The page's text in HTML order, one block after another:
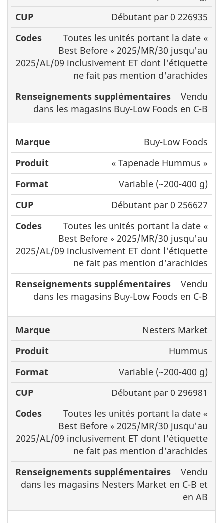
Débutant par 0 226935
Toutes les unités portant la date «
Best Before » 2025/MR/30 jusqu'au
2025/AL/09 inclusivement ET dont l'étiquette
ne fait pas mention d'arachides
Vendu
dans les magasins Buy-Low Foods en C-B
Buy-Low Foods
« Tapenade Hummus »
Variable (~200-400 g)
Débutant par 0 256627
Toutes les unités portant la date «
Best Before » 2025/MR/30 jusqu'au
2025/AL/09 inclusivement ET dont l'étiquette
ne fait pas mention d'arachides
Vendu
dans les magasins Buy-Low Foods en C-B
Nesters Market
Hummus
Variable (~200-400 g)
Débutant par 0 296981
Toutes les unités portant la date «
Best Before » 2025/MR/30 jusqu'au
2025/AL/09 inclusivement ET dont l'étiquette
ne fait pas mention d'arachides
Vendu
dans les magasins Nesters Market en C-B et
en AB